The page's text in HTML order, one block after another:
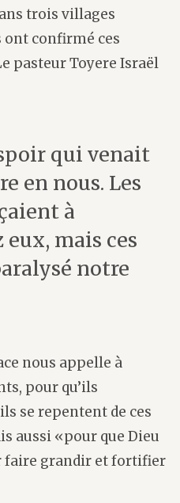
trois villages
confirmé ces
pasteur Toyere Israël
qui venait
en nous. Les
à
mais ces
notre
nous appelle à
pour qu’ils
se repentent de ces
aussi «pour que Dieu
faire grandir et fortifier